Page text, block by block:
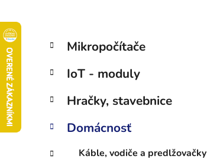
B
č
ý
a
n
Preskočiť
kategórie
K
a
e
ó
i
Mikropočítače
IoT - moduly
Hračky, stavebnice
Domácnosť
Káble, vodiče a predlžovačky